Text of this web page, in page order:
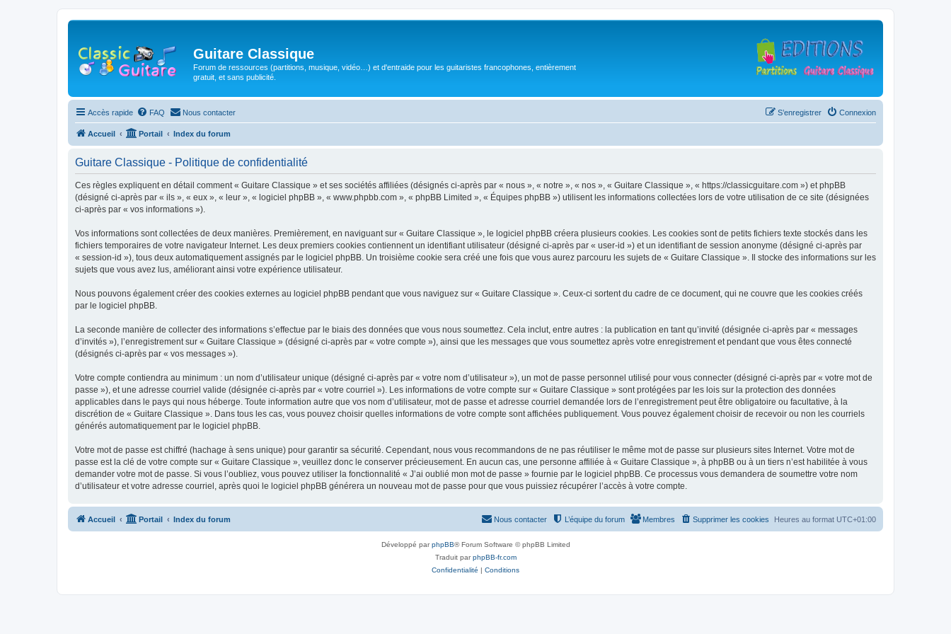
Guitare Classique
Forum de ressources (partitions, musique, vidéo…) et d'entraide pour les guitaristes francophones, entièrement
gratuit, et sans publicité.
Accès rapide FAQ Nous contacter Connexion
S’enregistrer
Accueil Portail Index du forum
Guitare Classique - Politique de confidentialité
Ces règles expliquent en détail comment « Guitare Classique » et ses sociétés affiliées (désignés ci-après par « nous », « notre », « nos », « Guitare Classique », « https://classicguitare.com ») et phpBB
(désigné ci-après par « ils », « eux », « leur », « logiciel phpBB », « www.phpbb.com », « phpBB Limited », « Équipes phpBB ») utilisent les informations collectées lors de votre utilisation de ce site (désignées
ci-après par « vos informations »).
Vos informations sont collectées de deux manières. Premièrement, en naviguant sur « Guitare Classique », le logiciel phpBB créera plusieurs cookies. Les cookies sont de petits fichiers texte stockés dans les
fichiers temporaires de votre navigateur Internet. Les deux premiers cookies contiennent un identifiant utilisateur (désigné ci-après par « user-id ») et un identifiant de session anonyme (désigné ci-après par
« session-id »), tous deux automatiquement assignés par le logiciel phpBB. Un troisième cookie sera créé une fois que vous aurez parcouru les sujets de « Guitare Classique ». Il stocke des informations sur les
sujets que vous avez lus, améliorant ainsi votre expérience utilisateur.
Nous pouvons également créer des cookies externes au logiciel phpBB pendant que vous naviguez sur « Guitare Classique ». Ceux-ci sortent du cadre de ce document, qui ne couvre que les cookies créés
par le logiciel phpBB.
La seconde manière de collecter des informations s’effectue par le biais des données que vous nous soumettez. Cela inclut, entre autres : la publication en tant qu’invité (désignée ci-après par « messages
d’invités »), l’enregistrement sur « Guitare Classique » (désigné ci-après par « votre compte »), ainsi que les messages que vous soumettez après votre enregistrement et pendant que vous êtes connecté
(désignés ci-après par « vos messages »).
Votre compte contiendra au minimum : un nom d’utilisateur unique (désigné ci-après par « votre nom d’utilisateur »), un mot de passe personnel utilisé pour vous connecter (désigné ci-après par « votre mot de
passe »), et une adresse courriel valide (désignée ci-après par « votre courriel »). Les informations de votre compte sur « Guitare Classique » sont protégées par les lois sur la protection des données
applicables dans le pays qui nous héberge. Toute information autre que vos nom d’utilisateur, mot de passe et adresse courriel demandée lors de l’enregistrement peut être obligatoire ou facultative, à la
discrétion de « Guitare Classique ». Dans tous les cas, vous pouvez choisir quelles informations de votre compte sont affichées publiquement. Vous pouvez également choisir de recevoir ou non les courriels
générés automatiquement par le logiciel phpBB.
Votre mot de passe est chiffré (hachage à sens unique) pour garantir sa sécurité. Cependant, nous vous recommandons de ne pas réutiliser le même mot de passe sur plusieurs sites Internet. Votre mot de
passe est la clé de votre compte sur « Guitare Classique », veuillez donc le conserver précieusement. En aucun cas, une personne affiliée à « Guitare Classique », à phpBB ou à un tiers n’est habilitée à vous
demander votre mot de passe. Si vous l’oubliez, vous pouvez utiliser la fonctionnalité « J’ai oublié mon mot de passe » fournie par le logiciel phpBB. Ce processus vous demandera de soumettre votre nom
d’utilisateur et votre adresse courriel, après quoi le logiciel phpBB générera un nouveau mot de passe pour que vous puissiez récupérer l’accès à votre compte.
Accueil Portail Index du forum Heures au format UTC+01:00
Supprimer les cookies
Membres
L’équipe du forum
Nous contacter
Développé parphpBB® Forum Software © phpBB Limited
Traduit parphpBB-fr.com
Confidentialité | Conditions